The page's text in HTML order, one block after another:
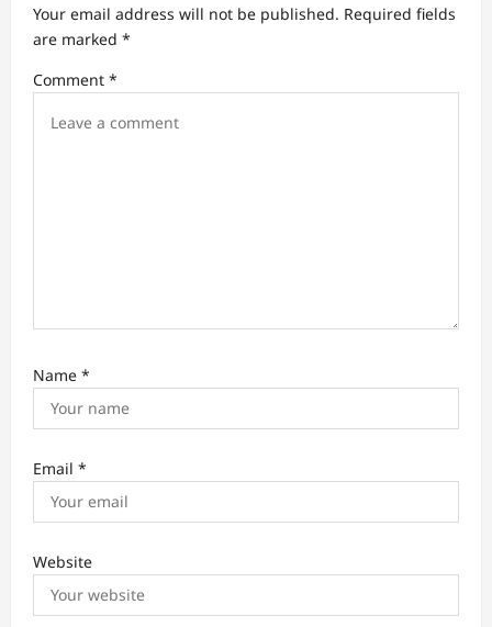
a
i
Your email address will not be published. Required fields
are marked *
Comment *
Name *
Email *
Website